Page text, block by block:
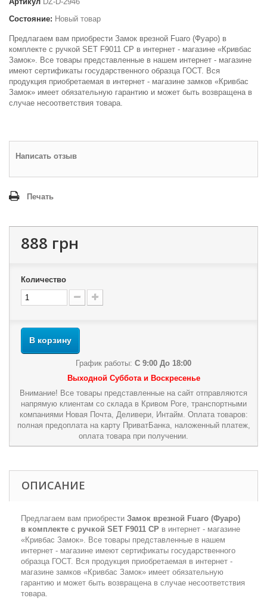
Состояние: Новый товар
Предлагаем вам приобрести Замок врезной Fuaro (Фуаро) в
комплекте с ручкой SET F9011 CP в интернет - магазине «Кривбас
Замок». Все товары представленные в нашем интернет - магазине
имеют сертификаты государственного образца ГОСТ. Вся
продукция приобретаемая в интернет - магазине замков «Кривбас
Замок» имеет обязательную гарантию и может быть возвращена в
случае несоответствия товара.
Написать отзыв
Печать
888 грн
Количество
В корзину
График работы: С 9:00 До 18:00
Выходной Суббота и Воскресенье
Внимание! Все товары представленные на сайт отправляются
напрямую клиентам со склада в Кривом Роге, транспортными
компаниями Новая Почта, Деливери, Интайм. Оплата товаров:
полная предоплата на карту ПриватБанка, наложенный платеж,
оплата товара при получении.
ОПИСАНИЕ
Предлагаем вам приобрести Замок врезной Fuaro (Фуаро)
в комплекте с ручкой SET F9011 CP в интернет - магазине
«Кривбас Замок». Все товары представленные в нашем
интернет - магазине имеют сертификаты государственного
образца ГОСТ. Вся продукция приобретаемая в интернет -
магазине замков «Кривбас Замок» имеет обязательную
гарантию и может быть возвращена в случае несоответствия
товара.